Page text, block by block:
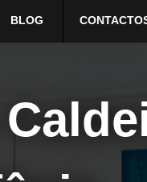
BLOG